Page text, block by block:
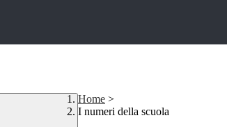
Home >
I numeri della scuola